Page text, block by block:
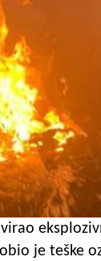
je teške